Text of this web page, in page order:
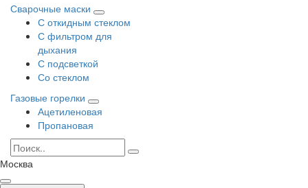
Сварочные маски
С откидным стеклом
С фильтром для
дыхания
С подсветкой
Со стеклом
Газовые горелки
Ацетиленовая
Пропановая
Москва